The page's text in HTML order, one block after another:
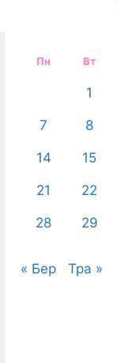
Пн Вт
1
7 8
14 15
21 22
28 29
« Бер Тра »